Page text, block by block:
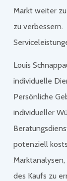
Markt weiter
zu verbessern.
Louis
individuelle
Persönliche
individueller
potenziell
des Kaufs zu